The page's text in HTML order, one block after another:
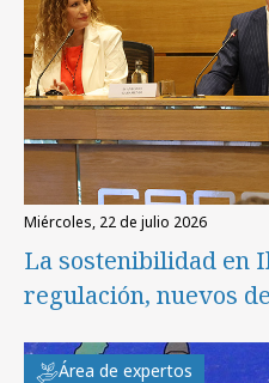
miércoles, 22 de julio 2026
La sostenibilidad en
regulación, nuevos
Área de expertos